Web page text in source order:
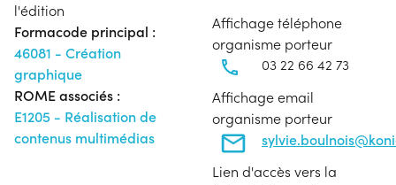
l'édition
Formacode principal :
46081 - Création
graphique
ROME associés :
E1205 - Réalisation de
contenus multimédias
Affichage téléphone
organisme porteur
03 22 66 42 73
Affichage email
organisme porteur
Lien d'accès vers la